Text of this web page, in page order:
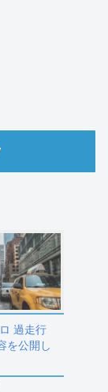
過走行
を公開し